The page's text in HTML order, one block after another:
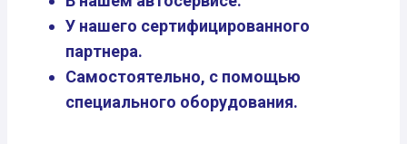
У нашего сертифицированного
партнера.
Самостоятельно, с помощью
специального оборудования.